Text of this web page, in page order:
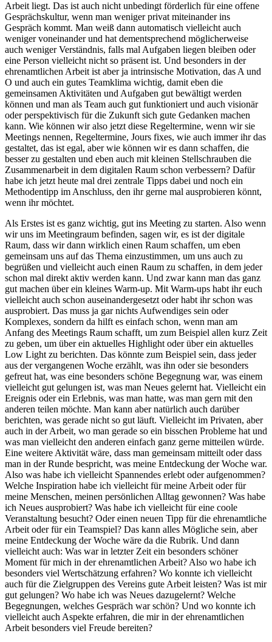
Arbeit liegt. Das ist auch nicht unbedingt förderlich für eine offene
Gesprächskultur, wenn man weniger privat miteinander ins
Gespräch kommt. Man weiß dann automatisch vielleicht auch
weniger voneinander und hat dementsprechend möglicherweise
auch weniger Verständnis, falls mal Aufgaben liegen bleiben oder
eine Person vielleicht nicht so präsent ist. Und besonders in der
ehrenamtlichen Arbeit ist aber ja intrinsische Motivation, das A und
O und auch ein gutes Teamklima wichtig, damit eben die
gemeinsamen Aktivitäten und Aufgaben gut bewältigt werden
können und man als Team auch gut funktioniert und auch visionär
oder perspektivisch für die Zukunft sich gute Gedanken machen
kann. Wie können wir also jetzt diese Regeltermine, wenn wir sie
Meetings nennen, Regeltermine, Jours fixes, wie auch immer ihr das
gestaltet, das ist egal, aber wie können wir es dann schaffen, die
besser zu gestalten und eben auch mit kleinen Stellschrauben die
Zusammenarbeit in dem digitalen Raum schon verbessern? Dafür
habe ich jetzt heute mal drei zentrale Tipps dabei und noch ein
Methodentipp im Anschluss, den ihr gerne mal ausprobieren könnt,
wenn ihr möchtet.
Als Erstes ist es ganz wichtig, gut ins Meeting zu starten. Also wenn
wir uns im Meetingraum befinden, sagen wir, es ist der digitale
Raum, dass wir dann wirklich einen Raum schaffen, um eben
gemeinsam uns auf das Thema einzustimmen, um uns auch zu
begrüßen und vielleicht auch einen Raum zu schaffen, in dem jeder
schon mal direkt aktiv werden kann. Und zwar kann man das ganz
gut machen über ein kleines Warm-up. Mit Warm-ups habt ihr euch
vielleicht auch schon auseinandergesetzt oder habt ihr schon was
ausprobiert. Das muss ja gar nichts Aufwendiges sein oder
Komplexes, sondern da hilft es einfach schon, wenn man am
Anfang des Meetings Raum schafft, um zum Beispiel allen kurz Zeit
zu geben, um über ein aktuelles Highlight oder über ein aktuelles
Low Light zu berichten. Das könnte zum Beispiel sein, dass jeder
aus der vergangenen Woche erzählt, was ihn oder sie besonders
gefreut hat, was eine besonders schöne Begegnung war, was einem
vielleicht gut gelungen ist, was man Neues gelernt hat. Vielleicht ein
Ereignis oder ein Erlebnis, was man hatte, was man gern mit den
anderen teilen möchte. Man kann aber natürlich auch darüber
berichten, was gerade nicht so gut läuft. Vielleicht im Privaten, aber
auch in der Arbeit, wo man gerade so ein bisschen Probleme hat und
was man vielleicht den anderen einfach ganz gerne mitteilen würde.
Eine weitere Aktivität wäre, dass man gemeinsam mitteilt oder dass
man in der Runde bespricht, was meine Entdeckung der Woche war.
Also was habe ich vielleicht Spannendes erlebt oder aufgenommen?
Welche Inspiration habe ich vielleicht für meine Arbeit oder für
meine Menschen, meinen persönlichen Alltag gewonnen? Was habe
ich Neues ausprobiert? Was habe ich vielleicht für eine coole
Veranstaltung besucht? Oder einen neuen Tipp für die ehrenamtliche
Arbeit oder für ein Teamspiel? Das kann alles Mögliche sein, aber
meine Entdeckung der Woche wäre da die Rubrik. Und dann
vielleicht auch: Was war in letzter Zeit ein besonders schöner
Moment für mich in der ehrenamtlichen Arbeit? Also wo habe ich
besonders viel Wertschätzung erfahren? Wo konnte ich vielleicht
auch für die Zielgruppen des Vereins gute Arbeit leisten? Was ist mir
gut gelungen? Wo habe ich was Neues dazugelernt? Welche
Begegnungen, welches Gespräch war schön? Und wo konnte ich
vielleicht auch Aspekte erfahren, die mir in der ehrenamtlichen
Arbeit besonders viel Freude bereiten?